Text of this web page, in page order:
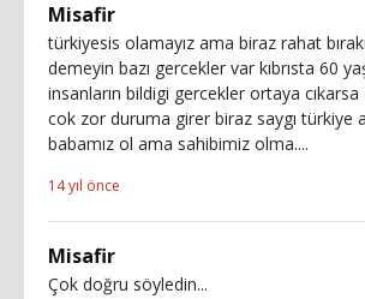
Misafir
türkiyesis olamayız ama biraz rahat
demeyin bazı gercekler var kıbrısta 60
insanların bildigi gercekler ortaya
cok zor duruma girer biraz saygı türkiye
babamız ol ama sahibimiz olma....
14 yıl önce
Misafir
Çok doğru söyledin...